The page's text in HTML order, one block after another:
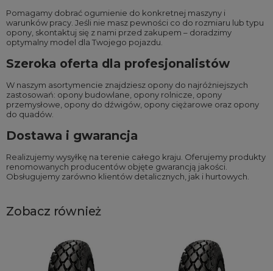
Pomagamy dobrać ogumienie do konkretnej maszyny i
warunków pracy. Jeśli nie masz pewności co do rozmiaru lub typu
opony, skontaktuj się z nami przed zakupem – doradzimy
optymalny model dla Twojego pojazdu.
Szeroka oferta dla profesjonalistów
W naszym asortymencie znajdziesz opony do najróżniejszych
zastosowań: opony budowlane opony rolnicze opony
przemysłowe opony do dźwigów opony ciężarowe oraz opony
do quadów
Dostawa i gwarancja
Realizujemy wysyłkę na terenie całego kraju. Oferujemy produkty
renomowanych producentów objęte gwarancją jakości.
Obsługujemy zarówno klientów detalicznych, jak i hurtowych.
Zobacz również